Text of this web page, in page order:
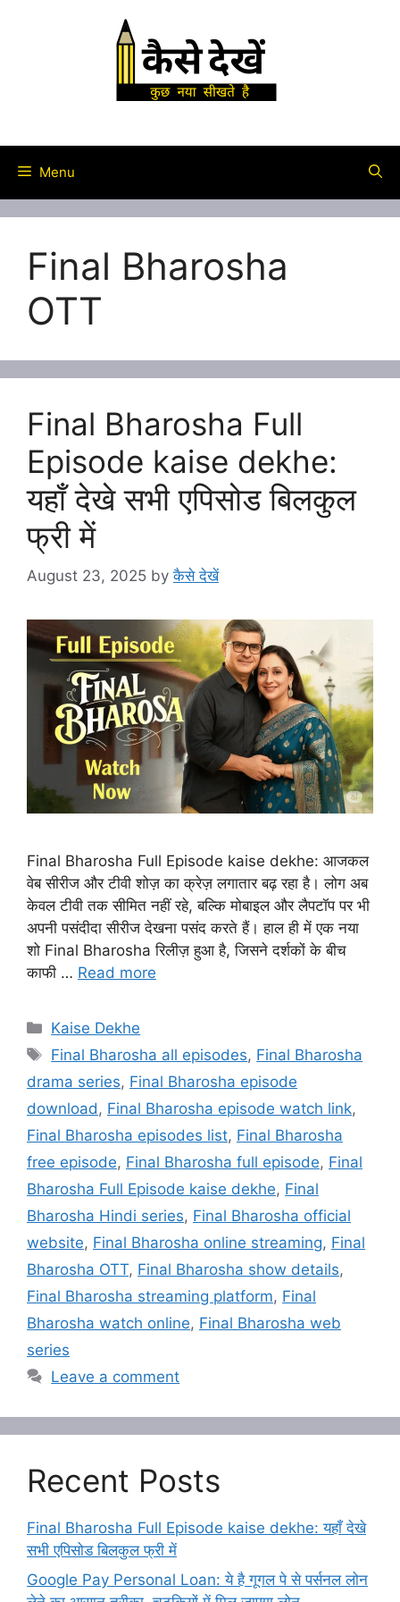
Menu
Final Bharosha
OTT
Final Bharosha Full
Episode kaise dekhe:
यहाँ देखे सभी एपिसोड बिलकुल
फ्री में
August 23, 2025 byकैसे देखें
Final Bharosha Full Episode kaise dekhe: आजकल
वेब सीरीज और टीवी शोज़ का क्रेज़ लगातार बढ़ रहा है। लोग अब
केवल टीवी तक सीमित नहीं रहे, बल्कि मोबाइल और लैपटॉप पर भी
अपनी पसंदीदा सीरीज देखना पसंद करते हैं। हाल ही में एक नया
शो Final Bharosha रिलीज़ हुआ है, जिसने दर्शकों के बीच
काफी … Read more
Categories
Kaise Dekhe
Tags
Final Bharosha all episodes, Final Bharosha
drama series, Final Bharosha episode
download , Final Bharosha episode watch link,
Final Bharosha episodes list, Final Bharosha
free episode, Final Bharosha full episode, Final
Bharosha Full Episode kaise dekhe, Final
Bharosha Hindi series, Final Bharosha official
website, Final Bharosha online streaming, Final
Bharosha OTT, Final Bharosha show details,
Final Bharosha streaming platform, Final
Bharosha watch online, Final Bharosha web
series
Leave a comment
Recent Posts
Final Bharosha Full Episode kaise dekhe: यहाँ देखे
सभी एपिसोड बिलकुल फ्री में
Google Pay Personal Loan: ये है गूगल पे से पर्सनल लोन